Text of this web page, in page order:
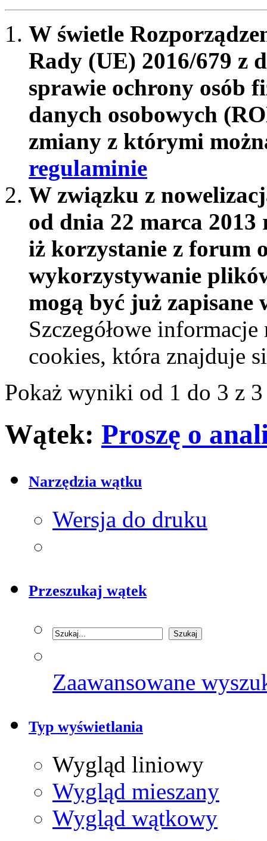
W świetle
Rady (UE) 2016/679 z
sprawie ochrony osób
danych osobowych
zmiany z którymi
regulaminie
W związku z
od dnia 22 marca
iż korzystanie z forum
wykorzystywanie
mogą być już
Szczegółowe
cookies, która znajduje
Pokaż wyniki od 1 do 3 z 3
Wątek: Proszę o
Narzędzia wątku
Wersja do druku
Przeszukaj wątek
Zaawansowane
Typ wyświetlania
Wygląd liniowy
Wygląd mieszany
Wygląd wątkowy